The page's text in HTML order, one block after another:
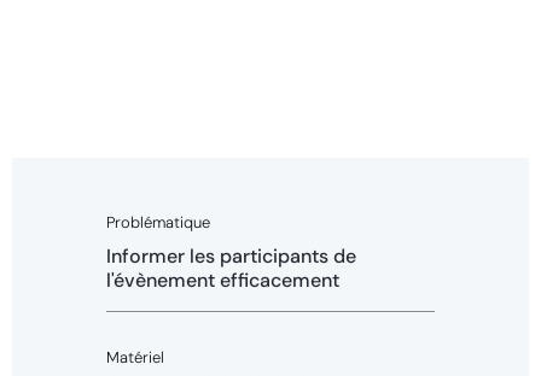
Problématique
Informer les participants de
l'évènement efficacement
Matériel